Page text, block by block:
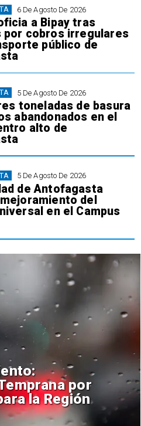
6 De Agosto De 2026
a Bipay tras
por cobros irregulares
público de
5 De Agosto De 2026
toneladas de basura
abandonados en el
alto de
5 De Agosto De 2026
de Antofagasta
del
en el Campus
por
la Región